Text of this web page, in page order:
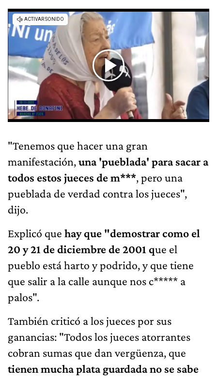
"Tenemos que hacer una gran
manifestación,una 'pueblada' para sacar a
todos estos jueces de m***, pero una
pueblada de verdad contra los jueces",
dijo.
Explicó que hay que "demostrar como el
20 y 21 de diciembre de 2001 que el
pueblo está harto y podrido, y que tiene
que salir a la calle aunque nos c***** a
palos".
También criticó a los jueces por sus
ganancias: "Todos los jueces atorrantes
cobran sumas que dan vergüenza, que
tienen mucha plata guardada no se sabe